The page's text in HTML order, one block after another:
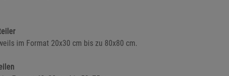
im Format 20x30 cm bis zu 80x80 cm.